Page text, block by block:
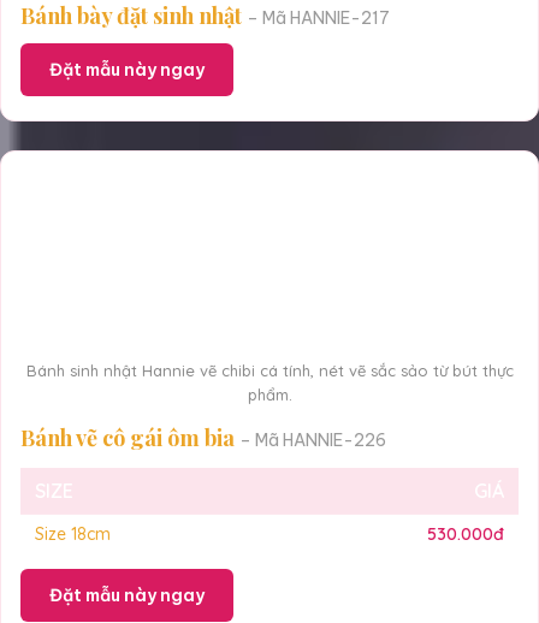
Bánh bày đặt sinh nhật – Mã HANNIE-217
Đặt mẫu này ngay
Bánh sinh nhật Hannie vẽ chibi cá tính, nét vẽ sắc sảo từ bút thực
phẩm.
Bánh vẽ cô gái ôm bia – Mã HANNIE-226
SIZE GIÁ
Size 18cm 530.000đ
Đặt mẫu này ngay